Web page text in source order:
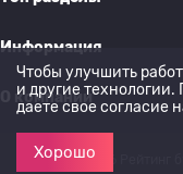
Информация
О компании
© 2022-2026 Рейтинг
Чтобы улучшить
и другие
даете свое согласие
Хорошо